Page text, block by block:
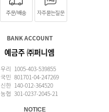
주문/배송 자주묻는질문
BANK ACCOUNT
예금주 ㈜퍼니엠
우리 1005-403-539855
국민 801701-04-247269
신한 140-012-364520
농협 301-0237-2045-21
NOTICE